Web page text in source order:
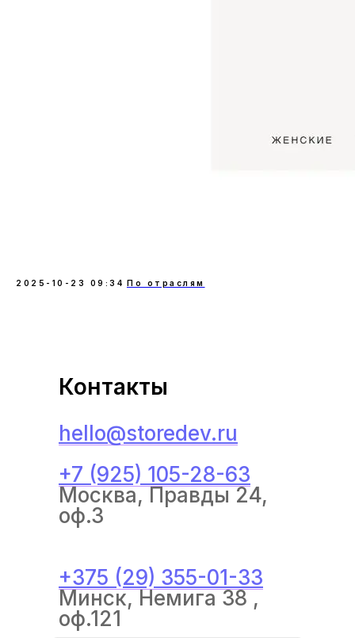
2025-10-23 09:34 По отраслям
hello@storedev.ru
+7 (925) 105-28-63
Москва, Правды 24,
оф.3
+375 (29) 355-01-33
Минск, Немига 38 ,
оф.121
Контакты